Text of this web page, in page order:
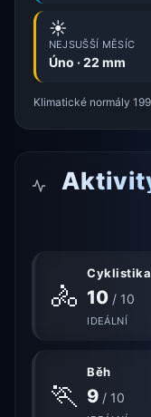
☀️
NEJSUŠŠÍ MĚSÍC
Úno · 22 mm
Klimatické normály
🚴
Cyklistika
10 / 10
IDEÁLNÍ
🏃
Běh
9 / 10